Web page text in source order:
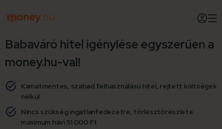
Babaváró hitel igénylése egyszerűen a
money.hu-val!
Kamatmentes, szabad felhasználású hitel, rejtett költségek
nélkül
Nincs szükség ingatlanfedezetre, törlesztőrészlete
maximum havi 51.000 Ft